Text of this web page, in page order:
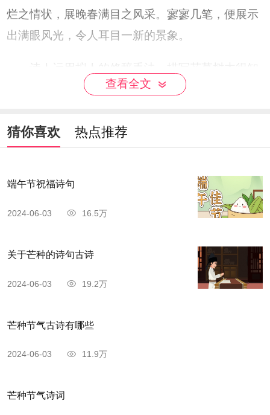
烂之情状，展晚春满目之风采。寥寥几笔，便展示
出满眼风光，令人耳目一新的景象。
春天不久就要归去，想要留住它，于是使出浑身解
就连那乏色少香的杨花、榆荚也不甘寂寞，来凑热
达了诗人惜春的思想感情，同时也蕴含应抓住时
《晚春》创作背景
查看全文
猜你喜欢 热点推荐
端午节祝福诗句
2024-06-03 16.5万
关于芒种的诗句古诗
2024-06-03 19.2万
芒种节气古诗有哪些
2024-06-03 11.9万
芒种节气诗词